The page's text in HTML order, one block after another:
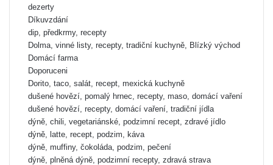
dezerty
Díkuvzdání
dip, předkrmy, recepty
Dolma, vinné listy, recepty, tradiční kuchyně, Blízký východ
Domácí farma
Doporuceni
Dorito, taco, salát, recept, mexická kuchyně
dušené hovězí, pomalý hrnec, recepty, maso, domácí vaření
dušené hovězí, recepty, domácí vaření, tradiční jídla
dýně, chili, vegetariánské, podzimní recept, zdravé jídlo
dýně, latte, recept, podzim, káva
dýně, muffiny, čokoláda, podzim, pečení
dýně, plněná dýně, podzimní recepty, zdravá strava